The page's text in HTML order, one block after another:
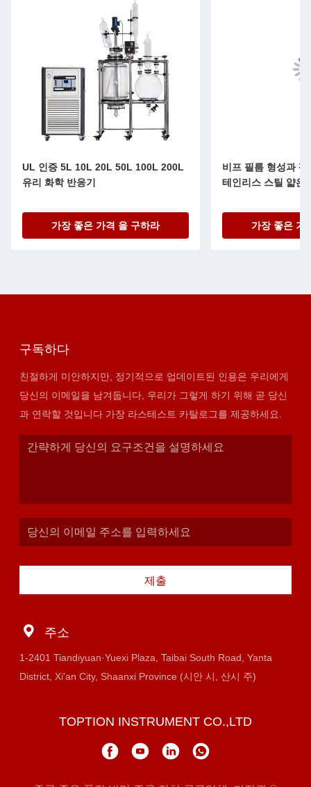
UL 인증 5L 10L 20L 50L 100L 200L
유리 화학 반응기
가장 좋은 가격 을 구하라
비프 필름 형성과
테인리스 스틸 얇은
가장 좋은 가
구독하다
친절하게 미안하지만, 정기적으로 업데이트된 인용은 우리에게
당신의 이메일을 남겨둡니다, 우리가 그렇게 하기 위해 곧 당신
과 연락할 것입니다 가장 라스테스트 카탈로그를 제공하세요.
제출
주소
1-2401 Tiandiyuan·Yuexi Plaza, Taibai South Road, Yanta
District, Xi'an City, Shaanxi Province (시안 시, 산시 주)
TOPTION INSTRUMENT CO.,LTD